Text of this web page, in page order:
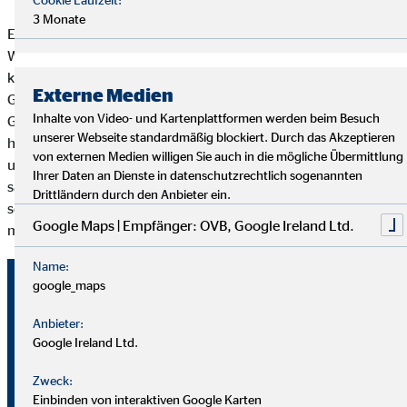
Ein ruhiger Büroalltag unter der Woche und Vollgas an den
Wochenenden. Was nach einer fragwürdigen Kombination
klingt, ist für Jannis genau das Richtige. „Ich habe krasse
Gegensätze in meinem Leben, die mir das notwendige
Gleichgewicht geben“, sagt der Musiker. Beruflich ist Jannis zu
hundert Prozent angekommen. „Ich bin gerade 30 geworden
und habe erreicht, was ich mir immer vorgenommen hatte“,
sagt er. Auf seinen Lorbeeren ruht er sich dennoch nicht aus. Er
schreibt ständig neue Songs, produziert Musik und verhandelt
mit verschiedenen Musiklabels.
Vorsorge beginnt nicht erst
im Alter
Das Leben eines Musikers ist spannend und
3 Monate
Externe Medien
Inhalte von Video- und Kartenplattformen werden beim Besuch
unserer Webseite standardmäßig blockiert. Durch das Akzeptieren
von externen Medien willigen Sie auch in die mögliche Übermittlung
Ihrer Daten an Dienste in datenschutzrechtlich sogenannten
Drittländern durch den Anbieter ein.
Google Maps | Empfänger: OVB, Google Ireland Ltd.
Name:
google_maps
Anbieter:
Google Ireland Ltd.
Zweck:
Einbinden von interaktiven Google Karten